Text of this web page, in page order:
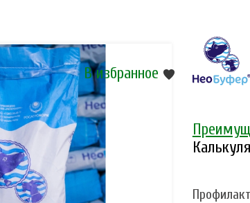
В избранное